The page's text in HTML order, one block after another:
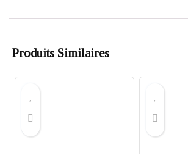
Produits Similaires